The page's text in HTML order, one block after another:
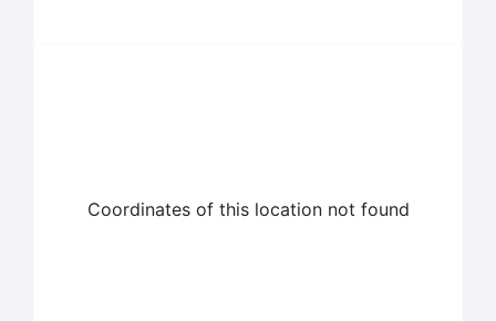
Coordinates of this location not found